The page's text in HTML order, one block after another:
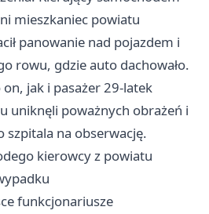
mieszkaniec powiatu
panowanie nad pojazdem i
rowu, gdzie auto dachowało.
jak i pasażer 29-latek
uniknęli poważnych obrażeń i
szpitala na obserwację.
kierowcy z powiatu
funkcjonariusze